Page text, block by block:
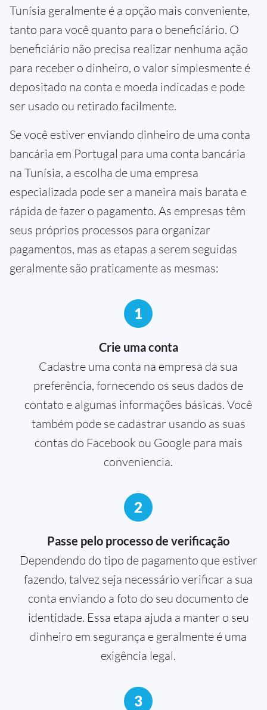
Tunísia geralmente é a opção mais conveniente,
tanto para você quanto para o beneficiário. O
beneficiário não precisa realizar nenhuma ação
para receber o dinheiro, o valor simplesmente é
depositado na conta e moeda indicadas e pode
ser usado ou retirado facilmente.
Se você estiver enviando dinheiro de uma conta
bancária em Portugal para uma conta bancária
na Tunísia, a escolha de uma empresa
especializada pode ser a maneira mais barata e
rápida de fazer o pagamento. As empresas têm
seus próprios processos para organizar
pagamentos, mas as etapas a serem seguidas
geralmente são praticamente as mesmas:
1
Crie uma conta
Cadastre uma conta na empresa da sua
preferência, fornecendo os seus dados de
contato e algumas informações básicas. Você
também pode se cadastrar usando as suas
contas do Facebook ou Google para mais
conveniencia.
2
Passe pelo processo de verificação
Dependendo do tipo de pagamento que estiver
fazendo, talvez seja necessário verificar a sua
conta enviando a foto do seu documento de
identidade. Essa etapa ajuda a manter o seu
dinheiro em segurança e geralmente é uma
exigência legal.
3